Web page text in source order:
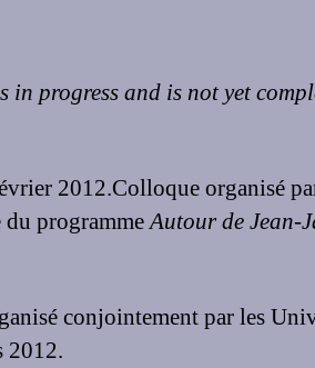
progress and is not yet
2012.Colloque organisé
du programmeAutour de Jean-
conjointement par les
2012.